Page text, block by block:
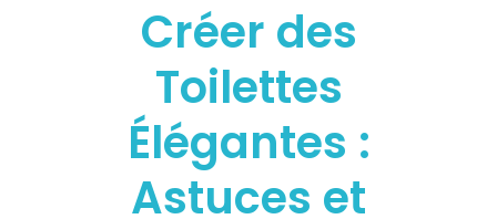
Créer des
Toilettes
Élégantes :
Astuces et